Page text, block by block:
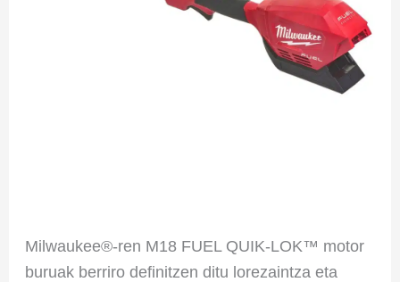
Milwaukee®-ren M18 FUEL QUIK-LOK™ motor
buruak berriro definitzen ditu lorezaintza eta